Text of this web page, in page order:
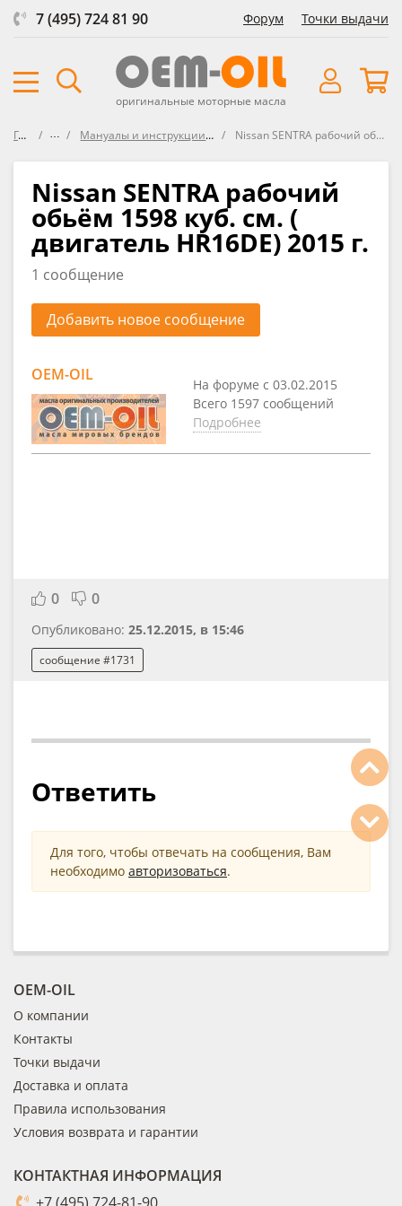
7 (495) 724 81 90 Форум Точки выдачи
оригинальные моторные масла
Главная ФорумМануалы и инструкции по эксплуатации автомобилей NISSAN Nissan SENTRA рабочий обьём 1598 куб. см. ( двигатель HR16DE) 2015 г.
Nissan SENTRA рабочий
обьём 1598 куб. см. (
двигатель HR16DE) 2015 г.
1 сообщение
Добавить новое сообщение
OEM-OIL
На форуме с 03.02.2015
Всего 1597 сообщений
Подробнее
0 0
Опубликовано: 25.12.2015, в 15:46
сообщение #1731
Ответить
Для того, чтобы отвечать на сообщения, Вам
необходимо авторизоваться.
OEM-OIL
О компании
Контакты
Точки выдачи
Доставка и оплата
Правила использования
Условия возврата и гарантии
КОНТАКТНАЯ ИНФОРМАЦИЯ